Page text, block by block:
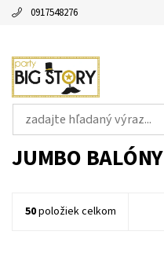
0917548276
JUMBO BALÓNY
50položiek celkom